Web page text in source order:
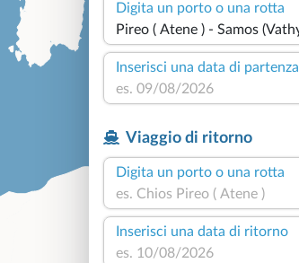
Digita un porto o una rotta
Inserisci una data di partenza
Viaggio di ritorno
Digita un porto o una rotta
Inserisci una data di ritorno